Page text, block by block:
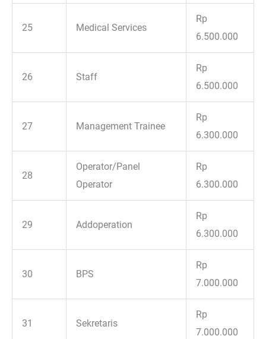
25 Medical Services
Rp
6.500.000
26 Staff
Rp
6.500.000
27 Management Trainee
Rp
6.300.000
28
Operator/Panel
Operator
Rp
6.300.000
29 Addoperation
Rp
6.300.000
30 BPS
Rp
7.000.000
31 Sekretaris
Rp
7.000.000